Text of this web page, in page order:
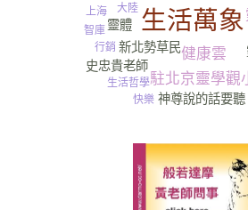
生活萬象
健康雲
駐北京靈學觀
靈體
新北勢草民
神尊說的話要聽
史忠貴老師
上海
生活哲學
大陸
智庫
行銷
快樂